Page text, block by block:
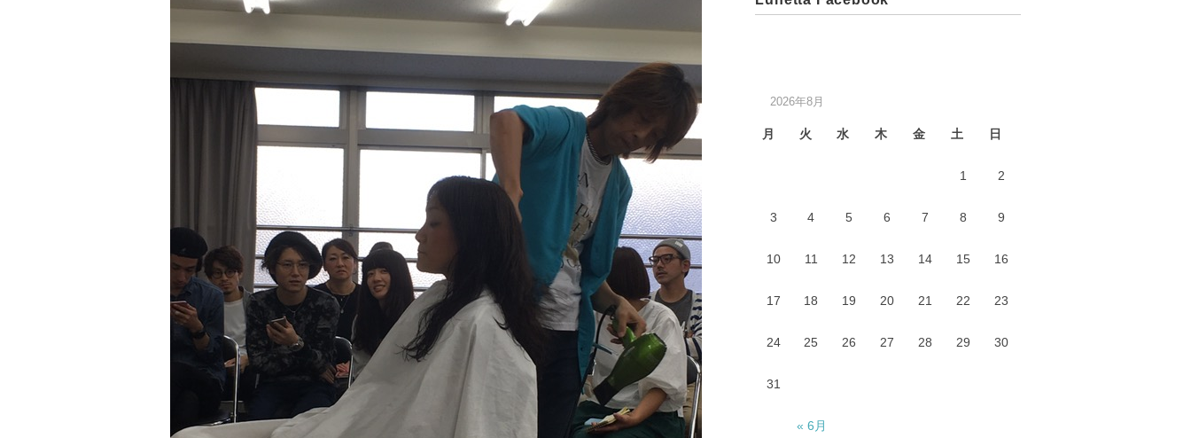
2026年8月
月 火 水 木 金 土 日
« 6月
1 2
3 4 5 6 7 8 9
10 11 12 13 14 15 16
17 18 19 20 21 22 23
24 25 26 27 28 29 30
31